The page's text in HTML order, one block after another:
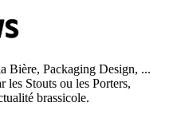
Bière, Packaging Design, ...
les Stouts ou les Porters,
brassicole.